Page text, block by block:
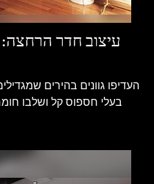
עיצוב חדר
העדיפו גוונים בהירים
בעלי חספוס קל ושלבו